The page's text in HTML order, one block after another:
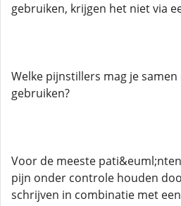
gebruiken, krijgen het niet via
Welke pijnstillers mag je
gebruiken?
Voor de meeste
pijn onder controle houden
schrijven in combinatie met